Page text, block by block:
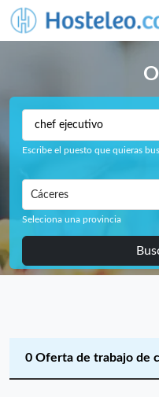
Escribe el puesto que quieras
Cáceres
Seleciona una provincia
0 Oferta de trabajo de